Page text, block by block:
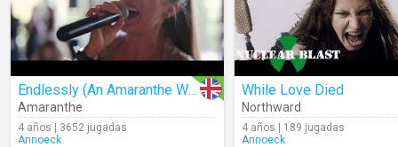
Endlessly (An Amaranthe Wedding)
Amaranthe
4 años | 3652 jugadas
Annoeck
While Love Died
Northward
4 años | 189 jugadas
Annoeck